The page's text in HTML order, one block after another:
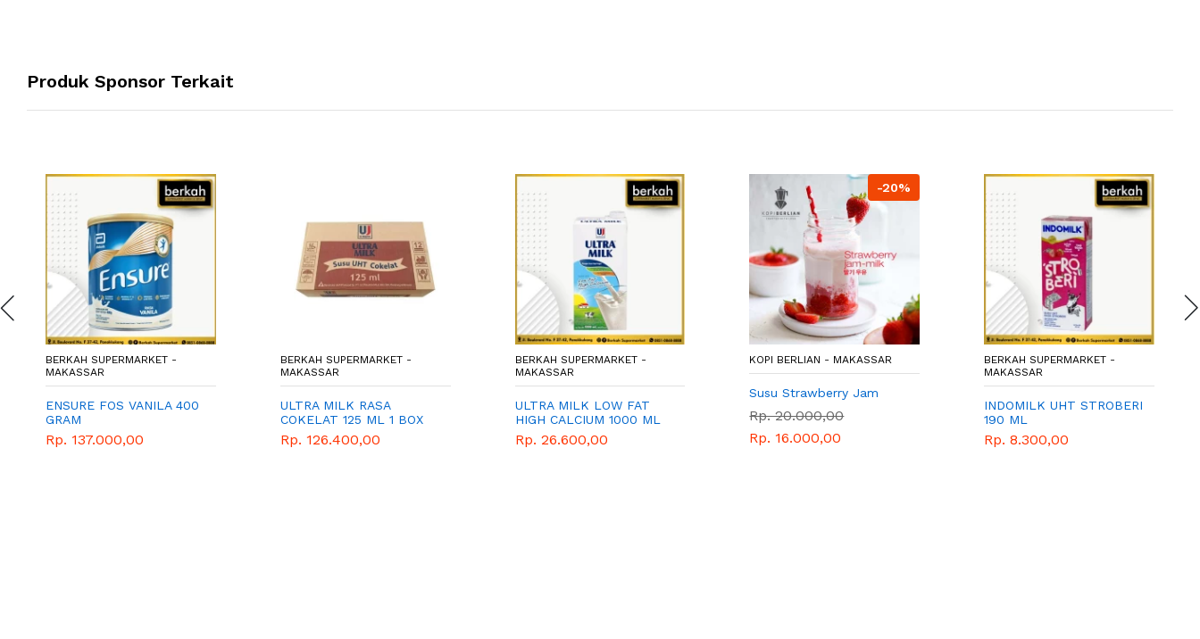
Produk Sponsor Terkait
BERKAH SUPERMARKET -
MAKASSAR
ENSURE FOS VANILA 400
GRAM
Rp. 137.000,00
BERKAH SUPERMARKET -
MAKASSAR
ULTRA MILK RASA
COKELAT 125 ML 1 BOX
Rp. 126.400,00
BERKAH SUPERMARKET -
MAKASSAR
ULTRA MILK LOW FAT
HIGH CALCIUM 1000 ML
Rp. 26.600,00
-20%
KOPI BERLIAN - MAKASSAR
Susu Strawberry Jam
Rp. 20.000,00
Rp. 16.000,00
BERKAH SUPERMARKET -
MAKASSAR
INDOMILK UHT STROBERI
190 ML
Rp. 8.300,00